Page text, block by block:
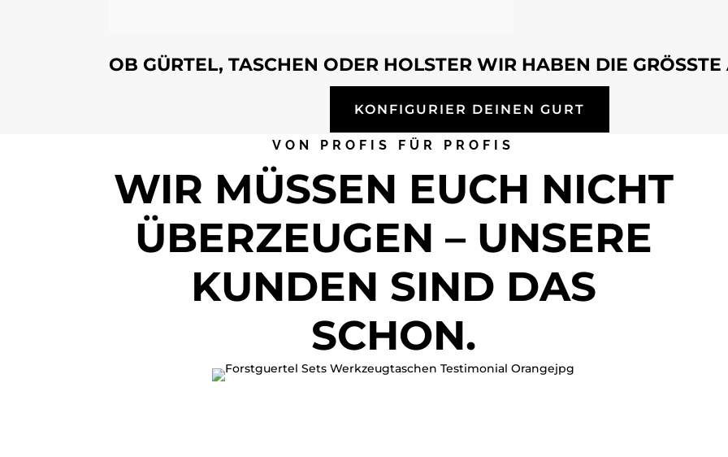
OB GÜRTEL, TASCHEN ODER HOLSTER WIR HABEN DIE GRÖSSTE
KONFIGURIER DEINEN GURT
VON PROFIS FÜR PROFIS
WIR MÜSSEN EUCH NICHT
ÜBERZEUGEN – UNSERE
KUNDEN SIND DAS
SCHON.